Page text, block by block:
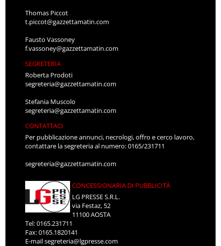
Thomas Piccot
t.piccot@gazzettamatin.com
Fausto Vassoney
f.vassoney@gazzettamatin.com
SEGRETERIA
Roberta Prodoti
segreteria@gazzettamatin.com
Stefania Muscolo
segreteria@gazzettamatin.com
CONTATTACI
Per pubblicazione annunci, necrologi, offro e cerco lavoro,
contattare la segreteria al numero: 0165/231711
segreteria@gazzettamatin.com
CONCESSIONARIA DI PUBBLICITÀ
LG PRESSE S.R.L.
via Festaz, 52
11100 AOSTA
Tel: 0165.231711
Fax: 0165.1820141
E-mailsegreteria@lgpresse.com